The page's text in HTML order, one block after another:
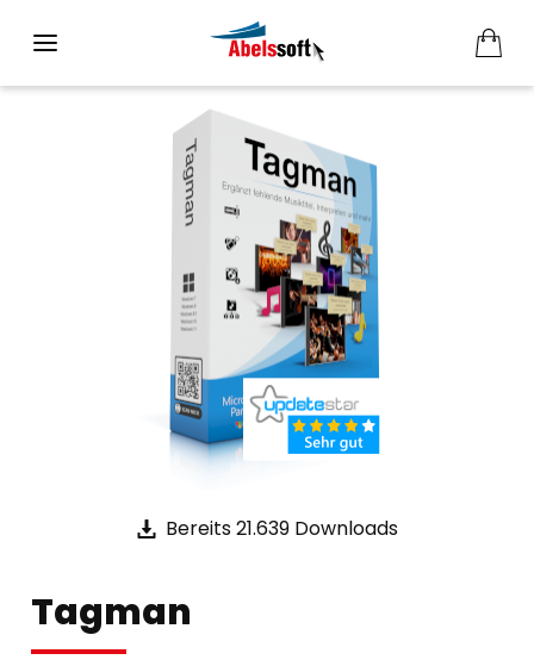
Bereits 21.639 Downloads
Tagman